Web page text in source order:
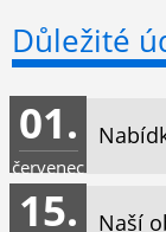
Důležité
01.
červenec
Naší
15.